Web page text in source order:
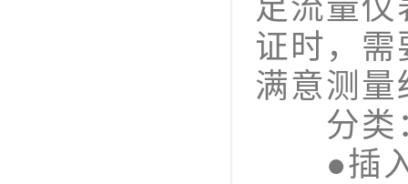
足流量
证时，
满意测量
分类
●插入